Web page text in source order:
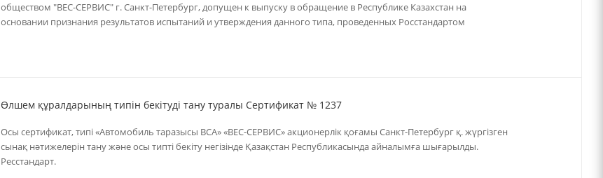
обществом "ВЕС-СЕРВИС" г. Санкт-Петербург, допущен к выпуску в обращение в Республике Казахстан на
основании признания результатов испытаний и утверждения данного типа, проведенных Росстандартом
Өлшем құралдарының типін бекітуді тану туралы Сертификат № 1237
Осы сертификат, типi «Автомобиль таразысы ВСА» «ВЕС-СЕРВИС» акционерлік қоғамы Санкт-Петербург қ. жүргізген
сынақ нәтижелерін тану және осы типтi бекiту негiзiнде Қазақстан Республикасында айналымға шығарылды.
Ресстандарт.